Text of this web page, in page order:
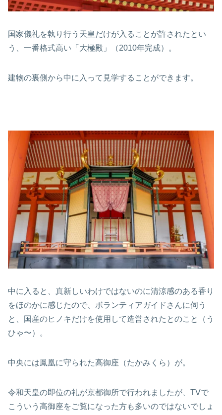
国家儀礼を執り行う天皇だけが入ることが許されたとい
う、一番格式高い「大極殿」（2010年完成）。
建物の裏側から中に入って見学することができます。
中に入ると、真新しいわけではないのに清涼感のある香り
をほのかに感じたので、ボランティアガイドさんに伺う
と、国産のヒノキだけを使用して造営されたとのこと（う
ひゃ〜）。
中央には鳳凰に守られた高御座（たかみくら）が。
令和天皇の即位の礼が京都御所で行われましたが、TVで
こういう高御座をご覧になった方も多いのではないでしょ